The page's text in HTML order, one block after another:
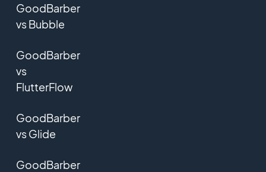
GoodBarber
vs Bubble
GoodBarber
vs
FlutterFlow
GoodBarber
vs Glide
GoodBarber